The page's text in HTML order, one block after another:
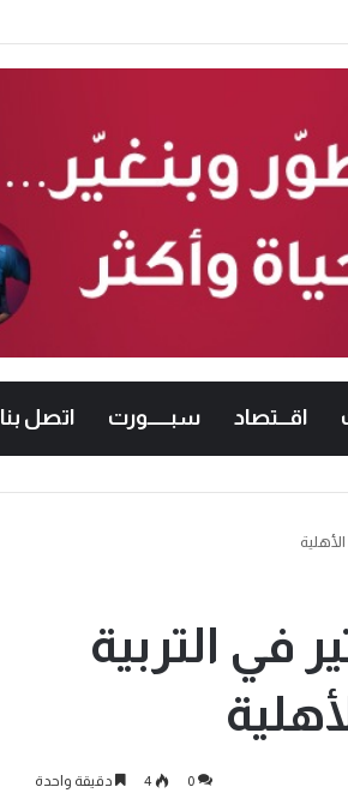
للطلاب ووصيفه البطولة للطالبات .. صور
اقـــتصاد سبــــــورت اتصل بنا
في التربية
0
4 دقيقة واحدة